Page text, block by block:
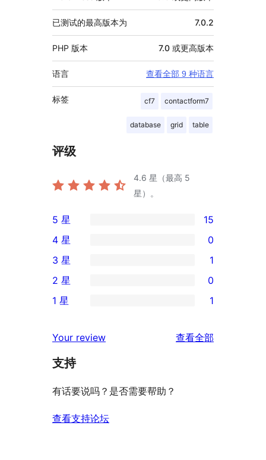
已测试的最高版本为 7.0.2
PHP 版本 7.0 或更高版本
语言 查看全部 9 种语言
标签 cf7 contactform7
database grid table
评级
4.6 星（最高 5
星）。
15
条
5
星
评
5 星 15
条
4
星
价
4 星 0
1
条
3
评
价
3 星 1
条
星
评
2 星 0
1
星
价
1 星 1
Your review 查看全部
支持
有话要说吗？是否需要帮助？
查看支持论坛